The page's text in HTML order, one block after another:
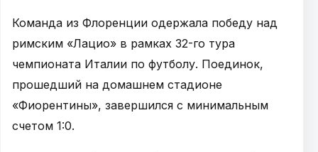
Команда из Флоренции одержала победу над
римским «Лацио» в рамках 32-го тура
чемпионата Италии по футболу. Поединок,
прошедший на домашнем стадионе
«Фиорентины», завершился с минимальным
счетом 1:0.